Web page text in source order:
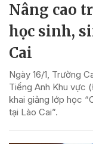
Nâng cao
học sinh,
Cai
Ngày 16/1, Trường
Tiếng Anh Khu vực
khai giảng lớp học
tại Lào Cai”.